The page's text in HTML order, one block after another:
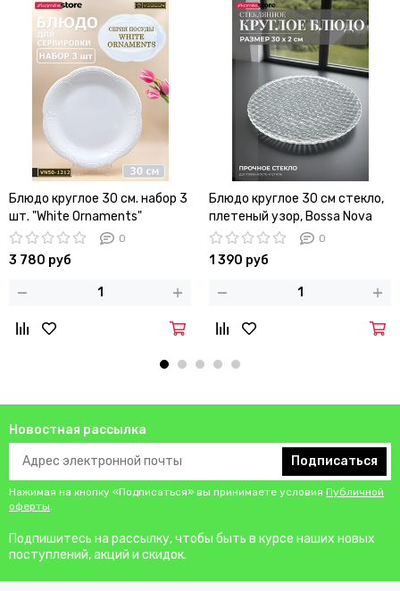
Блюдо круглое 30 см. набор 3
шт. "White Ornaments"
0
3 780 руб
Блюдо круглое 30 см стекло,
плетеный узор, Bossa Nova
0
1 390 руб
Новостная рассылка
Подписаться
Нажимая на кнопку «Подписаться» вы принимаете условия Публичной
оферты.
Подпишитесь на рассылку, чтобы быть в курсе наших новых
поступлений, акций и скидок.